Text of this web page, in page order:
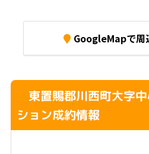
GoogleMapで周
東置賜郡川西町大字
ション成約情報